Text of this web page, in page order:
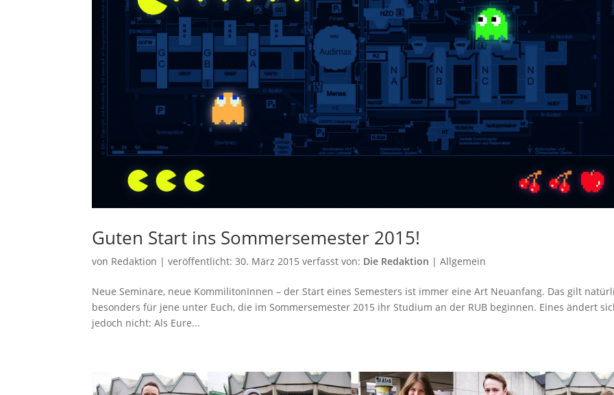
Guten Start ins Sommersemester 2015!
von Redaktion |veröffentlicht:30. März 2015 verfasst von: Die Redaktion |Allgemein
Neue Seminare, neue KommilitonInnen – der Start eines Semesters ist immer eine Art Neuanfang. Das gilt
besonders für jene unter Euch, die im Sommersemester 2015 ihr Studium an der RUB beginnen. Eines ändert
jedoch nicht: Als Eure...